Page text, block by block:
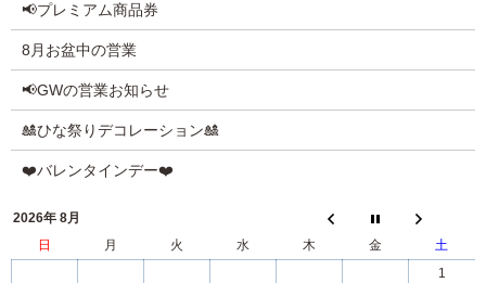
📢プレミアム商品券
8月お盆中の営業
📢GWの営業お知らせ
🎎ひな祭りデコレーション🎎
❤️バレンタインデー❤️
2026年 8月
日
月 火 水 木 金
土
1